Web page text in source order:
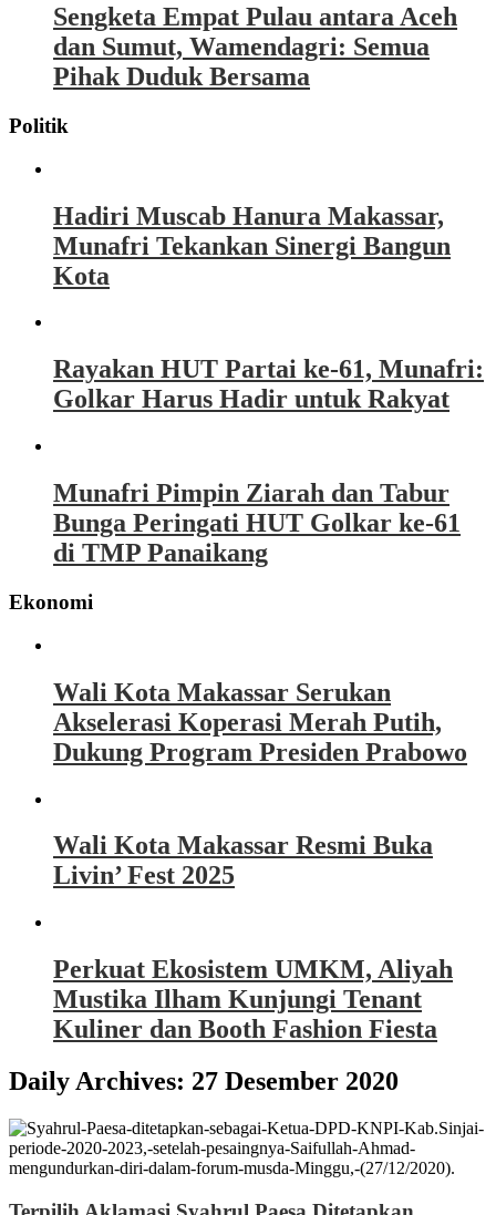
Sengketa Empat Pulau antara Aceh
dan Sumut, Wamendagri: Semua
Pihak Duduk Bersama
Politik
Hadiri Muscab Hanura Makassar,
Munafri Tekankan Sinergi Bangun
Kota
Rayakan HUT Partai ke-61, Munafri:
Golkar Harus Hadir untuk Rakyat
Munafri Pimpin Ziarah dan Tabur
Bunga Peringati HUT Golkar ke-61
di TMP Panaikang
Ekonomi
Wali Kota Makassar Serukan
Akselerasi Koperasi Merah Putih,
Dukung Program Presiden Prabowo
Wali Kota Makassar Resmi Buka
Livin’ Fest 2025
Perkuat Ekosistem UMKM, Aliyah
Mustika Ilham Kunjungi Tenant
Kuliner dan Booth Fashion Fiesta
Daily Archives: 27 Desember 2020